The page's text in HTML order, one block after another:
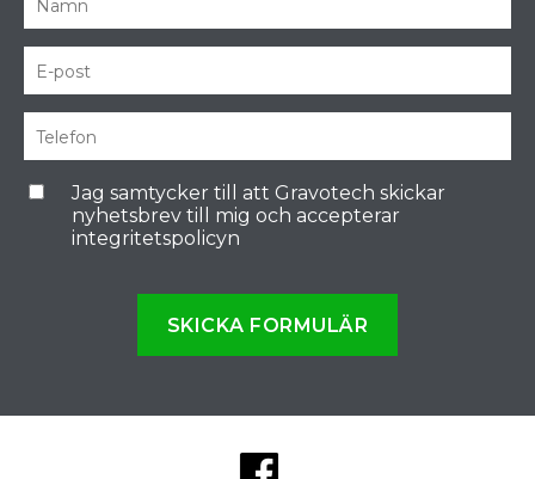
Jag samtycker till att Gravotech skickar
nyhetsbrev till mig och accepterar
integritetspolicyn
SKICKA FORMULÄR